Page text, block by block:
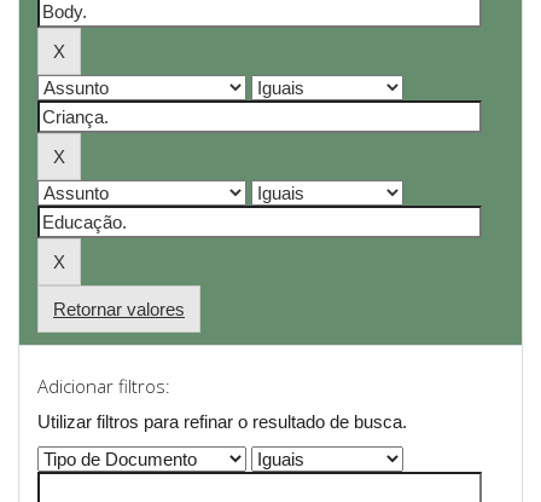
Retornar valores
Adicionar filtros:
Utilizar filtros para refinar o resultado de busca.